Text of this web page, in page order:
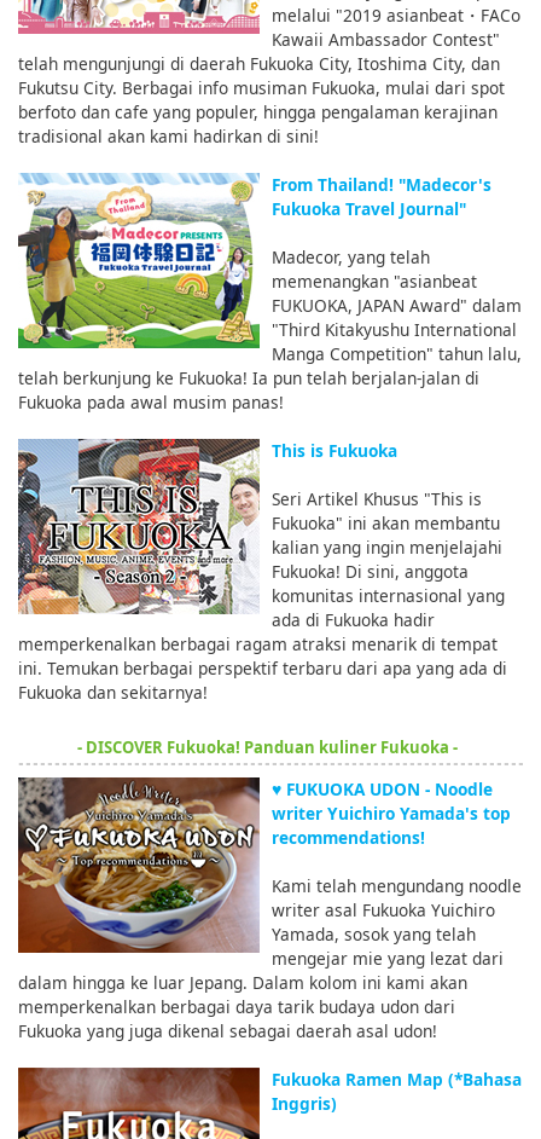
melalui "2019 asianbeat・FACo
Kawaii Ambassador Contest"
telah mengunjungi di daerah Fukuoka City, Itoshima City, dan
Fukutsu City. Berbagai info musiman Fukuoka, mulai dari spot
berfoto dan cafe yang populer, hingga pengalaman kerajinan
tradisional akan kami hadirkan di sini!
From Thailand! "Madecor's
Fukuoka Travel Journal"
Madecor, yang telah
memenangkan "asianbeat
FUKUOKA, JAPAN Award" dalam
"Third Kitakyushu International
Manga Competition" tahun lalu,
telah berkunjung ke Fukuoka! Ia pun telah berjalan-jalan di
Fukuoka pada awal musim panas!
This is Fukuoka
Seri Artikel Khusus "This is
Fukuoka" ini akan membantu
kalian yang ingin menjelajahi
Fukuoka! Di sini, anggota
komunitas internasional yang
ada di Fukuoka hadir
memperkenalkan berbagai ragam atraksi menarik di tempat
ini. Temukan berbagai perspektif terbaru dari apa yang ada di
Fukuoka dan sekitarnya!
- DISCOVER Fukuoka! Panduan kuliner Fukuoka -
♥ FUKUOKA UDON - Noodle
writer Yuichiro Yamada's top
recommendations!
Kami telah mengundang noodle
writer asal Fukuoka Yuichiro
Yamada, sosok yang telah
mengejar mie yang lezat dari
dalam hingga ke luar Jepang. Dalam kolom ini kami akan
memperkenalkan berbagai daya tarik budaya udon dari
Fukuoka yang juga dikenal sebagai daerah asal udon!
Fukuoka Ramen Map (*Bahasa
Inggris)